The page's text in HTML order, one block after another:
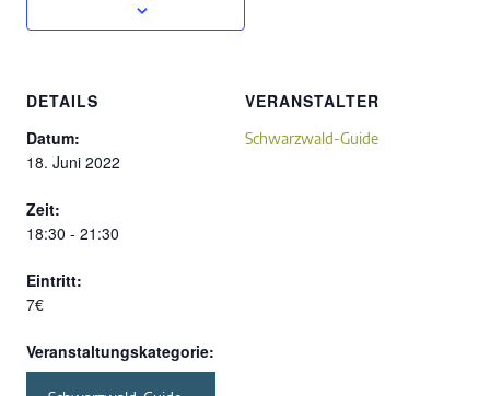
DETAILS
Datum:
18. Juni 2022
Zeit:
18:30 - 21:30
Eintritt:
7€
Veranstaltungskategorie:
VERANSTALTER
Schwarzwald-Guide